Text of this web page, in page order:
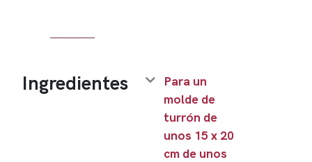
Ingredientes
Para un
molde de
turrón de
unos 15 x 20
cm de unos